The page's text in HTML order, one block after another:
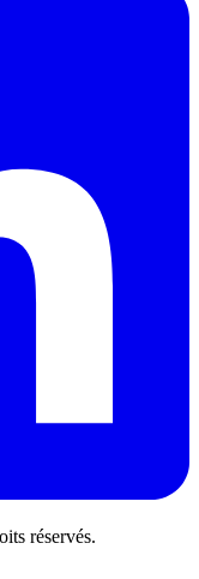
réservés.